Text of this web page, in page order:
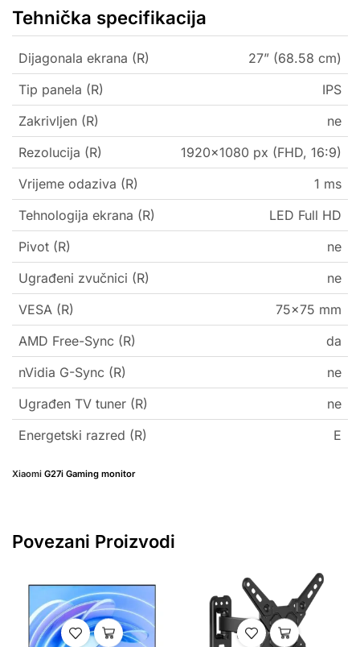
Tehnička specifikacija
Dijagonala ekrana (R)
27” (68.58 cm)
Tip panela (R)
IPS
Zakrivljen (R)
ne
Rezolucija (R)
1920×1080 px (FHD, 16:9)
Vrijeme odaziva (R)
1 ms
Tehnologija ekrana (R)
LED Full HD
Pivot (R)
ne
Ugrađeni zvučnici (R)
ne
VESA (R)
75×75 mm
AMD Free-Sync (R)
da
nVidia G-Sync (R)
ne
Ugrađen TV tuner (R)
ne
Energetski razred (R)
E
Xiaomi G27i Gaming monitor
Povezani Proizvodi